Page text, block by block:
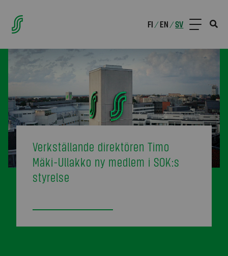
FI /EN /SV
Verkställande direktören Timo
Mäki-Ullakko ny medlem i SOK:s
styrelse